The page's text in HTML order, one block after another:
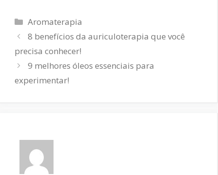
Categorias
Aromaterapia
8 benefícios da auriculoterapia que você
precisa conhecer!
9 melhores óleos essenciais para
experimentar!